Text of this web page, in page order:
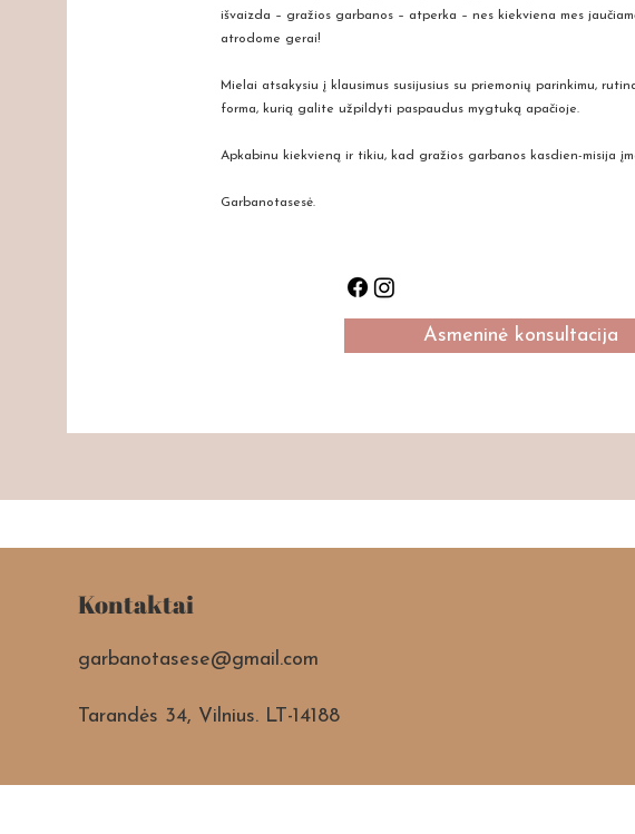
išvaizda – gražios garbanos – atperka – nes kiekviena mes
atrodome gerai!
Mielai atsakysiu į klausimus susijusius su priemonių parinkimu,
forma, kurią galite užpildyti paspaudus mygtuką apačioje.
Apkabinu kiekvieną ir tikiu, kad gražios garbanos kasdien-misija
Garbanotasesė.
Asmeninė konsultacija
Kontaktai
garbanotasese@gmail.com
Tarandės 34, Vilnius. LT-14188